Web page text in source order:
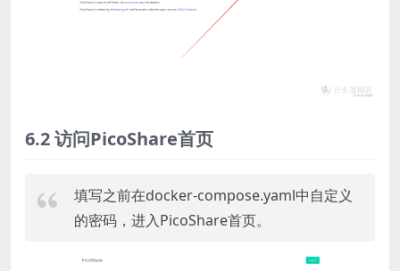
6.2 访问PicoShare首页
填写之前在docker-compose.yaml中自定义
的密码，进入PicoShare首页。